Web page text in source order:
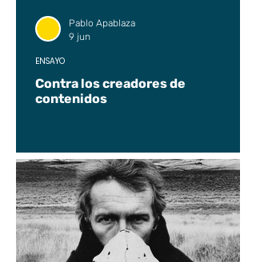
Contra los creadores de
contenidos
ENSAYO
Pablo Apablaza
9 jun